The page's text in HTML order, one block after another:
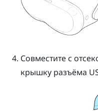
Совместите с
крышку разъёма